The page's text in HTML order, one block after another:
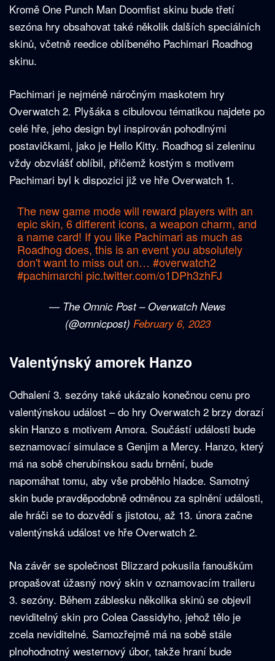
Kromě One Punch Man Doomfist skinu bude třetí
sezóna hry obsahovat také několik dalších speciálních
skinů, včetně reedice oblíbeného Pachimari Roadhog
skinu.
Pachimari je nejméně náročným maskotem hry
Overwatch 2. Plyšáka s cibulovou tématikou najdete po
celé hře, jeho design byl inspirován pohodlnými
postavičkami, jako je Hello Kitty. Roadhog si zeleninu
vždy obzvlášť oblíbil, přičemž kostým s motivem
Pachimari byl k dispozici již ve hře Overwatch 1.
The new game mode will reward players with an
epic skin, 6 different icons, a weapon charm, and
a name card! If you like Pachimari as much as
Roadhog does, this is an event you absolutely
don't want to miss out on… #overwatch2
#pachimarchi pic.twitter.com/o1DPh3zhFJ
— The Omnic Post – Overwatch News
(@omnicpost) February 6, 2023
Valentýnský amorek Hanzo
Odhalení 3. sezóny také ukázalo konečnou cenu pro
valentýnskou událost – do hry Overwatch 2 brzy dorazí
skin Hanzo s motivem Amora. Součástí události bude
seznamovací simulace s Genjim a Mercy. Hanzo, který
má na sobě cherubínskou sadu brnění, bude
napomáhat tomu, aby vše proběhlo hladce. Samotný
skin bude pravděpodobně odměnou za splnění události,
ale hráči se to dozvědí s jistotou, až 13. února začne
valentýnská událost ve hře Overwatch 2.
Na závěr se společnost Blizzard pokusila fanouškům
propašovat úžasný nový skin v oznamovacím traileru
3. sezóny. Během záblesku několika skinů se objevil
neviditelný skin pro Colea Cassidyho, jehož tělo je
zcela neviditelné. Samozřejmě má na sobě stále
plnohodnotný westernový úbor, takže hraní bude